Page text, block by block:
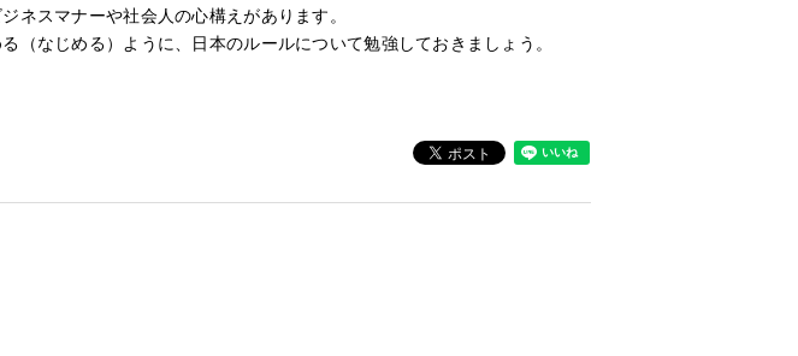
ネスマナーや社会人の心構えがあります。
（なじめる）ように、日本のルールについて勉強しておきましょう。